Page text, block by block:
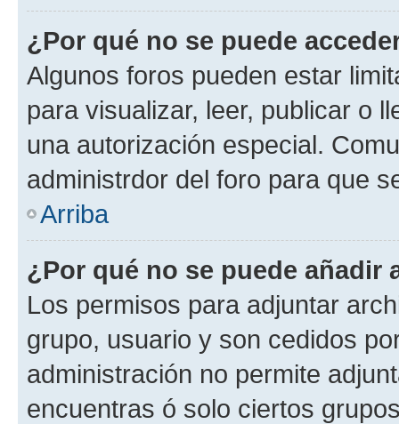
¿Por qué no se puede
Algunos foros pueden estar
para visualizar, leer, publicar o
una autorización especial.
administrdor del foro para que
Arriba
¿Por qué no se puede añadir
Los permisos para adjuntar
grupo, usuario y son cedidos
administración no permite
encuentras ó solo ciertos